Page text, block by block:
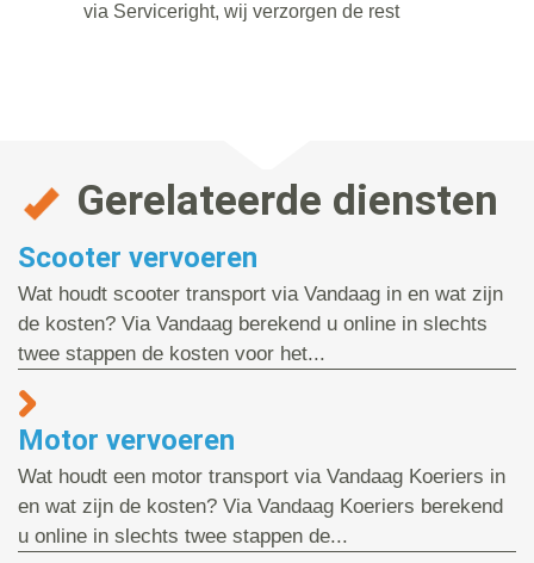
via Serviceright, wij verzorgen de rest
Gerelateerde diensten
Scooter vervoeren
Wat houdt scooter transport via Vandaag in en wat zijn
de kosten? Via Vandaag berekend u online in slechts
twee stappen de kosten voor het...
Motor vervoeren
Wat houdt een motor transport via Vandaag Koeriers in
en wat zijn de kosten? Via Vandaag Koeriers berekend
u online in slechts twee stappen de...